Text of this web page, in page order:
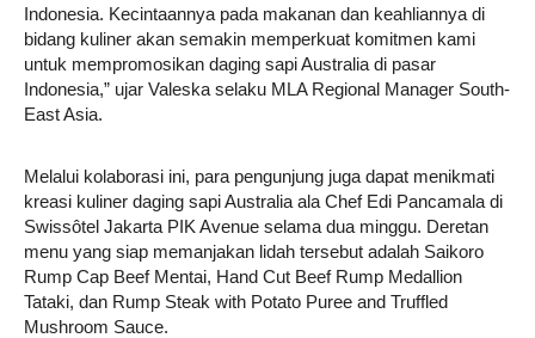
Indonesia. Kecintaannya pada makanan dan keahliannya di
bidang kuliner akan semakin memperkuat komitmen kami
untuk mempromosikan daging sapi Australia di pasar
Indonesia,” ujar Valeska selaku MLA Regional Manager South-
East Asia.
Melalui kolaborasi ini, para pengunjung juga dapat menikmati
kreasi kuliner daging sapi Australia ala Chef Edi Pancamala di
Swissôtel Jakarta PIK Avenue selama dua minggu. Deretan
menu yang siap memanjakan lidah tersebut adalah Saikoro
Rump Cap Beef Mentai, Hand Cut Beef Rump Medallion
Tataki, dan Rump Steak with Potato Puree and Truffled
Mushroom Sauce.